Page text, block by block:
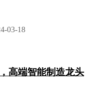
03-18
高端智能制造龙头